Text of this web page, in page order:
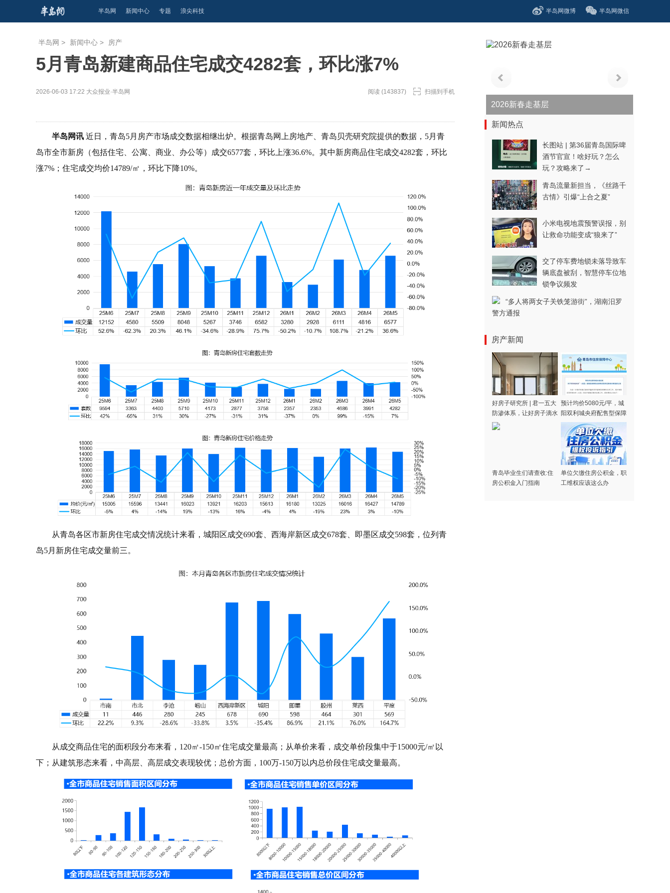
半岛网 新闻中心 专题 浪尖科技 半岛网微博 半岛网微信
半岛网 > 新闻中心 > 房产
5月青岛新建商品住宅成交4282套，环比涨7%
2026-06-03 17:22 大众报业·半岛网 阅读 (143837) 扫描到手机
半岛网讯 近日，青岛5月房产市场成交数据相继出炉。根据青岛网上房地产、青岛贝壳研究院提供的数据，5月青
岛市全市新房（包括住宅、公寓、商业、办公等）成交6577套，环比上涨36.6%。其中新房商品住宅成交4282套，环比
涨7%；住宅成交均价14789/㎡，环比下降10%。
从青岛各区市新房住宅成交情况统计来看，城阳区成交690套、西海岸新区成交678套、即墨区成交598套，位列青
岛5月新房住宅成交量前三。
从成交商品住宅的面积段分布来看，120㎡-150㎡住宅成交量最高；从单价来看，成交单价段集中于15000元/㎡以
下；从建筑形态来看，中高层、高层成交表现较优；总价方面，100万-150万以内总价段住宅成交量最高。
青春逐梦正当时——聚焦2026年中...
新闻热点
长图站 | 第36届青岛国际啤
酒节官宣！啥好玩？怎么
玩？攻略来了→
青岛流量新担当，《丝路千
古情》引爆“上合之夏”
小米电视地震预警误报，别
让救命功能变成“狼来了”
交了停车费地锁未落导致车
辆底盘被刮，智慧停车位地
锁争议频发
“多人将两女子关铁笼游街”，湖南汨罗
警方通报
房产新闻
好房子研究所 | 君一五大
防渗体系，让好房子滴水
不漏
预计均价5080元/平，城
阳双利城央府配售型保障
房征集购买需求
青岛毕业生们请查收:住
房公积金入门指南
单位欠缴住房公积金，职
工维权应该这么办